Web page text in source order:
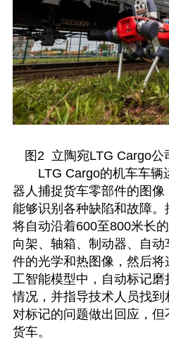
图2 立陶宛LTG Cargo公
LTG Cargo的机车车
器人捕捉货车零部件的图
能够识别各种缺陷和故障。
将自动沿着600至800米长
向架、轴箱、制动器、自
件的光学和热图像，然后将
工智能模型中，自动标记
情况，并指导技术人员找
对标记的问题做出回应，
货车。